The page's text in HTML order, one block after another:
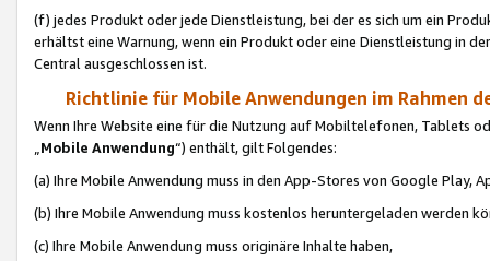
(f) jedes Produkt oder jede Dienstleistung, bei der es sich um ein
erhältst eine Warnung, wenn ein Produkt oder eine Dienstleistung in
Central ausgeschlossen ist.
Richtlinie für Mobile Anwendungen im Rahmen
Wenn Ihre Website eine für die Nutzung auf Mobiltelefonen, Tablets
„Mobile Anwendung“) enthält, gilt Folgendes:
(a) Ihre Mobile Anwendung muss in den App-Stores von Google Play,
(b) Ihre Mobile Anwendung muss kostenlos heruntergeladen werden
(c) Ihre Mobile Anwendung muss originäre Inhalte haben,